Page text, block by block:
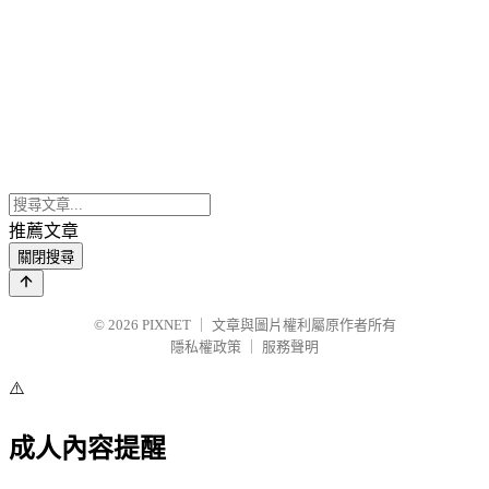
推薦文章
關閉搜尋
© 2026 PIXNET
文章與圖片權利屬原作者所有
隱私權政策
服務聲明
⚠️
成人內容提醒